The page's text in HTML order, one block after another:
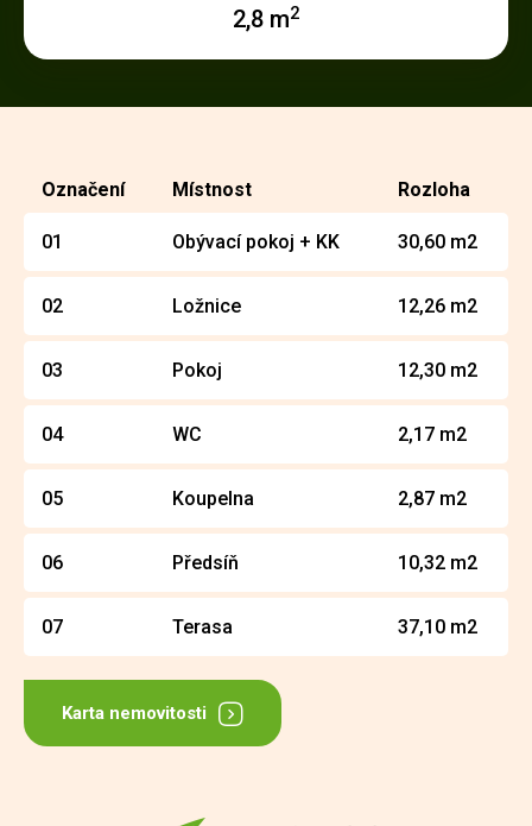
2,8 m2
Označení Místnost Rozloha
01 Obývací pokoj + KK 30,60 m2
02 Ložnice 12,26 m2
03 Pokoj 12,30 m2
04 WC 2,17 m2
05 Koupelna 2,87 m2
06 Předsíň 10,32 m2
07 Terasa 37,10 m2
Karta nemovitosti